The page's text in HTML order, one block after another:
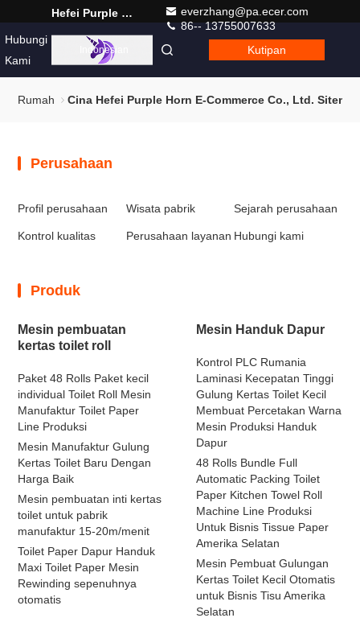
Hefei Purple Horn E-Commerce Co., Ltd.
everzhang@pa.ecer.com
86-- 13755007633
Hubungi
Kami
Indonesian Kutipan
Rumah Cina Hefei Purple Horn E-Commerce Co., Ltd.
Perusahaan
Profil perusahaan Wisata pabrik Sejarah perusahaan
Kontrol kualitas Perusahaan layanan Hubungi kami
Produk
Mesin pembuatan
kertas toilet roll
Paket 48 Rolls Paket kecil
individual Toilet Roll Mesin
Manufaktur Toilet Paper
Line Produksi
Mesin Manufaktur Gulung
Kertas Toilet Baru Dengan
Harga Baik
Mesin pembuatan inti kertas
toilet untuk pabrik
manufaktur 15-20m/menit
Toilet Paper Dapur Handuk
Maxi Toilet Paper Mesin
Rewinding sepenuhnya
otomatis
Mesin Handuk Dapur
Kontrol PLC Rumania
Laminasi Kecepatan Tinggi
Gulung Kertas Toilet Kecil
Membuat Percetakan Warna
Mesin Produksi Handuk
Dapur
48 Rolls Bundle Full
Automatic Packing Toilet
Paper Kitchen Towel Roll
Machine Line Produksi
Untuk Bisnis Tissue Paper
Amerika Selatan
Mesin Pembuat Gulungan
Kertas Toilet Kecil Otomatis
untuk Bisnis Tisu Amerika
Selatan